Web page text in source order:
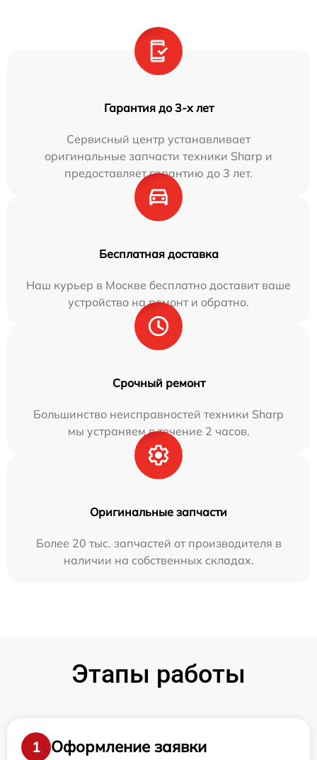
Гарантия до 3-х лет
Сервисный центр устанавливает
оригинальные запчасти техники Sharp и
предоставляет гарантию до 3 лет.
Бесплатная доставка
Наш курьер в Москве бесплатно доставит ваше
устройство на ремонт и обратно.
Срочный ремонт
Большинство неисправностей техники Sharp
мы устраняем в течение 2 часов.
Оригинальные запчасти
Более 20 тыс. запчастей от производителя в
наличии на собственных складах.
Этапы работы
1
Оформление заявки